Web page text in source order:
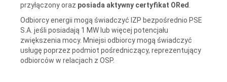
przyłączony oraz posiada aktywny certyfikat ORed
Odbiorcy energii mogą świadczyć IZP bezpośrednio PSE
S.A. jeśli posiadają 1 MW lub więcej potencjału
zwiększenia mocy. Mniejsi odbiorcy mogą świadczyć
usługę poprzez podmiot pośredniczący, reprezentujący
odbiorców w relacjach z OSP.